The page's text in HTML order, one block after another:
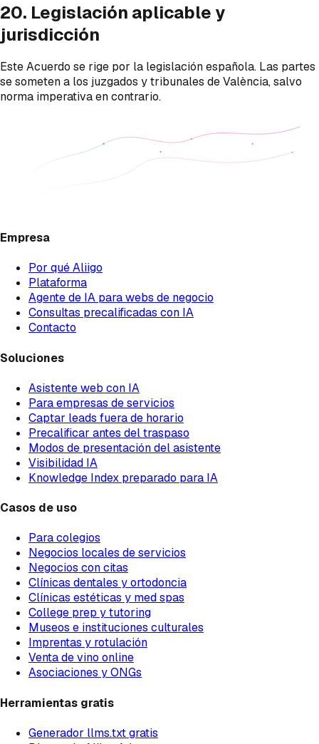
20. Legislación aplicable y
jurisdicción
Este Acuerdo se rige por la legislación española. Las partes
se someten a los juzgados y tribunales de València, salvo
norma imperativa en contrario.
Empresa
Por qué Aliigo
Plataforma
Agente de IA para webs de negocio
Consultas precalificadas con IA
Contacto
Soluciones
Asistente web con IA
Para empresas de servicios
Captar leads fuera de horario
Precalificar antes del traspaso
Modos de presentación del asistente
Visibilidad IA
Knowledge Index preparado para IA
Casos de uso
Para colegios
Negocios locales de servicios
Negocios con citas
Clínicas dentales y ortodoncia
Clínicas estéticas y med spas
College prep y tutoring
Museos e instituciones culturales
Imprentas y rotulación
Venta de vino online
Asociaciones y ONGs
Herramientas gratis
Generador llms.txt gratis